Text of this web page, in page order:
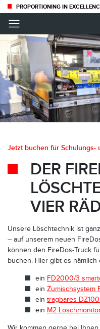
PROPORTIONING IN
Jetzt buchen für Schulungs-
DER
VIER
Unsere Löschtechnik ist
– auf unserem neuen
können den FireDos-Truck
buchen. Hier gibt es
ein FD2000/3
ein Zumischsystem
ein tragbares
ein M2